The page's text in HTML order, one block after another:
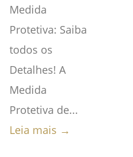
Medida
Protetiva: Saiba
todos os
Detalhes! A
Medida
Protetiva de...
Leia mais →